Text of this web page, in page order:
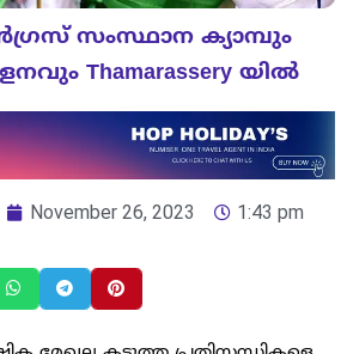
സംസ്ഥാന ക്യാമ്പും
Thamarassery യിൽ
November 26, 2023
1:43 pm